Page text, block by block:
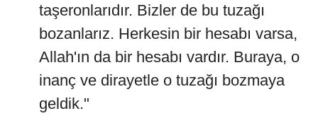
taşeronlarıdır. Bizler de bu tuzağı
bozanlarız. Herkesin bir hesabı varsa,
Allah'ın da bir hesabı vardır. Buraya, o
inanç ve dirayetle o tuzağı bozmaya
geldik."